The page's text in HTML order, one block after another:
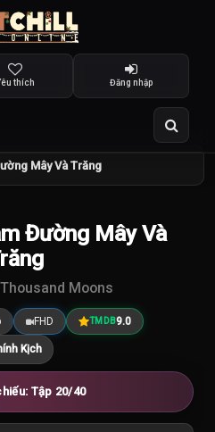
thích Đăng nhập
Mây Và Trăng
9.0 /10
Đường Mây Và
Moons
FHD TMDB9.0
Kịch
Tập 20/40